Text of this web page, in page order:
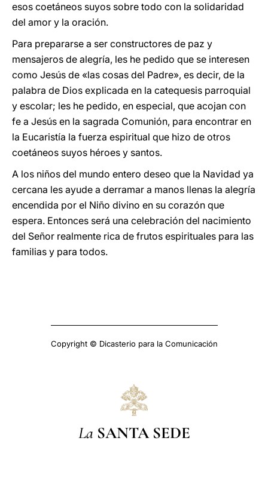
esos coetáneos suyos sobre todo con la solidaridad
del amor y la oración.
Para prepararse a ser constructores de paz y
mensajeros de alegría, les he pedido que se interesen
como Jesús de «las cosas del Padre», es decir, de la
palabra de Dios explicada en la catequesis parroquial
y escolar; les he pedido, en especial, que acojan con
fe a Jesús en la sagrada Comunión, para encontrar en
la Eucaristía la fuerza espiritual que hizo de otros
coetáneos suyos héroes y santos.
A los niños del mundo entero deseo que la Navidad ya
cercana les ayude a derramar a manos llenas la alegría
encendida por el Niño divino en su corazón que
espera. Entonces será una celebración del nacimiento
del Señor realmente rica de frutos espirituales para las
familias y para todos.
Copyright © Dicasterio para la Comunicación
La SANTA SEDE